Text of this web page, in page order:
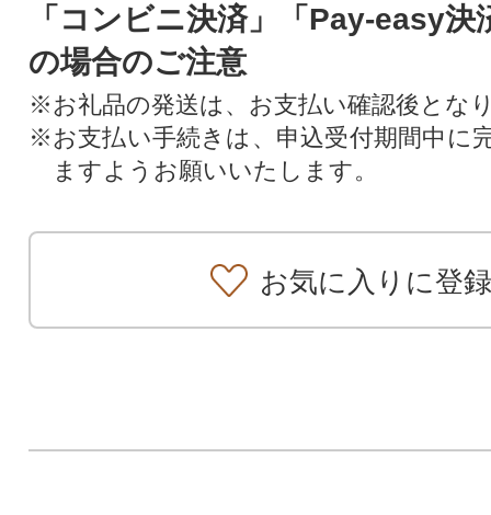
「コンビニ決済」「Pay-easy決
の場合のご注意
※お礼品の発送は、お支払い確認後とな
※お支払い手続きは、申込受付期間中に
ますようお願いいたします。
お気に入りに登録